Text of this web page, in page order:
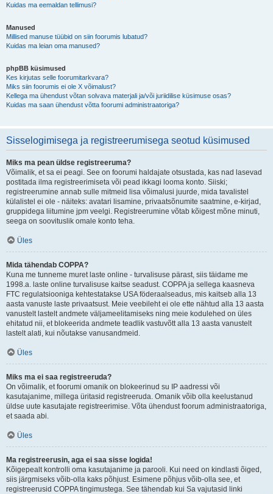
Kuidas ma eemaldan tellimusi?
Manused
Millised manuse tüübid on siin foorumis lubatud?
Kuidas ma leian oma manused?
phpBB küsimused
Kes kirjutas selle foorumitarkvara?
Miks siin foorumis ei ole X võimalust?
Kellega ma ühendust võtan solvava materjali ja/või juriidilise küsimuse osas?
Kuidas ma saan ühendust võtta foorumi administraatoriga?
Sisselogimisega ja registreerumisega seotud küsimused
Miks ma pean üldse registreeruma?
Võimalik, et sa ei peagi. See on foorumi haldajate otsustada, kas nad lasevad
postitada ilma registreerimiseta või pead ikkagi looma konto. Siiski;
registreerumine annab sulle mitmeid lisa võimalusi juurde, mida tavalistel
külalistel ei ole - näiteks: avatari lisamine, privaatsõnumite saatmine, e-kirjad,
gruppidega liitumine jpm veelgi. Registreerumine võtab kõigest mõne minuti,
seega on soovituslik omale konto teha.
Üles
Mida tähendab COPPA?
Kuna me tunneme muret laste online - turvalisuse pärast, siis täidame me
1998.a. laste online turvalisuse kaitse seadust. COPPA ja sellega kaasneva
FTC regulatsiooniga kehtestatakse USA föderaalseadus, mis kaitseb alla 13
aasta vanuste laste privaatsust. Meie veebileht ei ole ette nähtud alla 13 aasta
vanustelt lastelt andmete väljameelitamiseks ning meie kodulehed on üles
ehitatud nii, et blokeerida andmete teadlik vastuvõtt alla 13 aasta vanustelt
lastelt alati, kui nõutakse vanusandmeid.
Üles
Miks ma ei saa registreeruda?
On võimalik, et foorumi omanik on blokeerinud su IP aadressi või
kasutajanime, millega üritasid registreeruda. Omanik võib olla keelustanud
üldse uute kasutajate registreerimise. Võta ühendust foorum administraatoriga,
et saada abi.
Üles
Ma registreerusin, aga ei saa sisse logida!
Kõigepealt kontrolli oma kasutajanime ja parooli. Kui need on kindlasti õiged,
siis järgmiseks võib-olla kaks põhjust. Esimene põhjus võib-olla see, et
registreerusid COPPA tingimustega. See tähendab kui Sa vajutasid linki